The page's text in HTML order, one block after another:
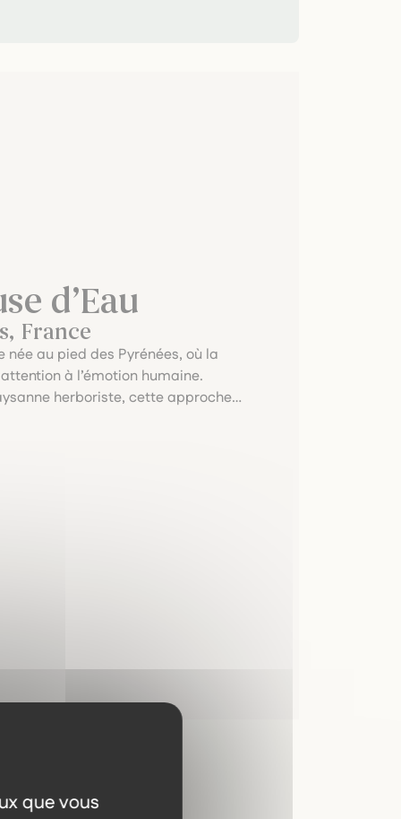
que vous
d’Eau
France
au pied des Pyrénées, où la
à l’émotion humaine.
herboriste, cette approche